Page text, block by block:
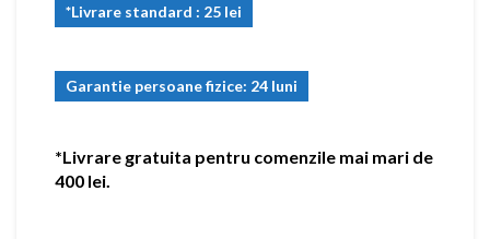
*Livrare standard : 25 lei
Garantie persoane fizice: 24 luni
*Livrare gratuita pentru comenzile mai mari de
400 lei.